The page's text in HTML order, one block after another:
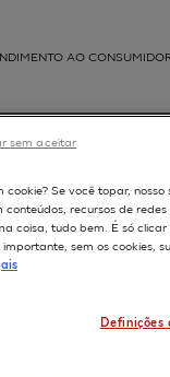
AO
cookie? Se você topar,
conteúdos, recursos de
coisa, tudo bem. É só clicar
sem os cookies,
Definições
sem aceitar